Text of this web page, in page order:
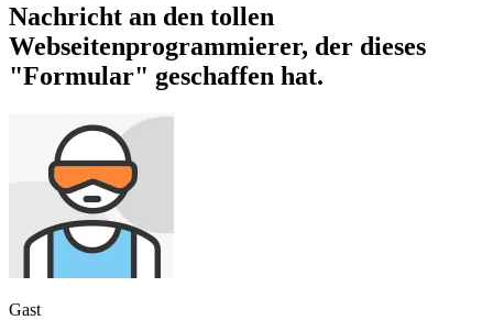
Nachricht an den tollen
Webseitenprogrammierer, der dieses
"Formular" geschaffen hat.
Gast